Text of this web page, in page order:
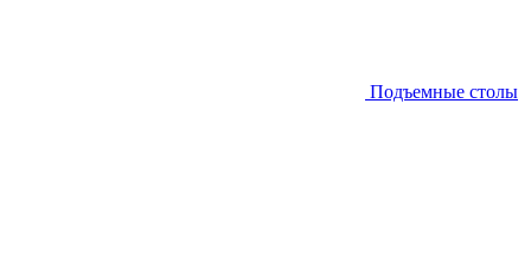
Подъемные столы